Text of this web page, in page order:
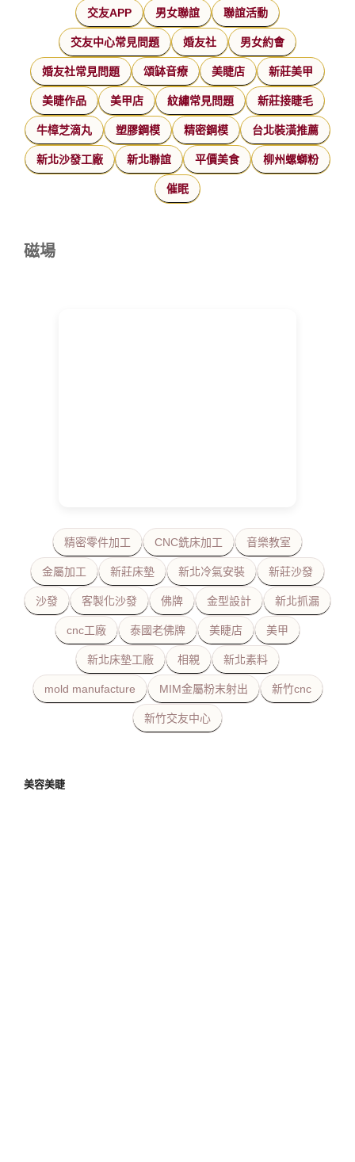
交友APP 男女聯誼 聯誼活動
交友中心常見問題 婚友社 男女約會
婚友社常見問題 頌缽音療 美睫店 新莊美甲
美睫作品 美甲店 紋繡常見問題 新莊接睫毛
牛樟芝滴丸 塑膠鋼模 精密鋼模 台北裝潢推薦
新北沙發工廠 新北聯誼 平價美食 柳州螺螄粉
催眠
磁場
精密零件加工 CNC銑床加工 音樂教室
金屬加工 新莊床墊 新北冷氣安裝 新莊沙發
沙發 客製化沙發 佛牌 金型設計 新北抓漏
cnc工廠 泰國老佛牌 美睫店 美甲
新北床墊工廠 相親 新北素料
mold manufacture MIM金屬粉末射出 新竹cnc
新竹交友中心
美容美睫